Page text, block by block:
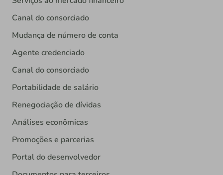
Canal do consorciado
Mudança de número de conta
Agente credenciado
Canal do consorciado
Portabilidade de salário
Renegociação de dívidas
Análises econômicas
Promoções e parcerias
Portal do desenvolvedor